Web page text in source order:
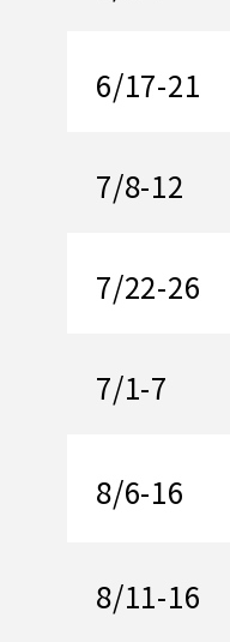
6/17-21
7/8-12
7/22-26
7/1-7
8/6-16
8/11-16